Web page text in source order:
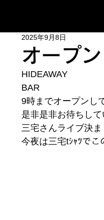
オープン
2025年9月8日
HIDEAWAY
BAR
9時までオープンし
是非是非お待ちし
三宅さんライブ決
今夜は三宅tｼｬﾂで